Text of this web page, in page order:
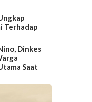
Terhadap
Dinkes
Saat